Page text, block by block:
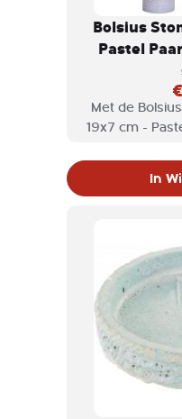
Bolsius
Pastel
Met de
19x7 cm -
in een
In